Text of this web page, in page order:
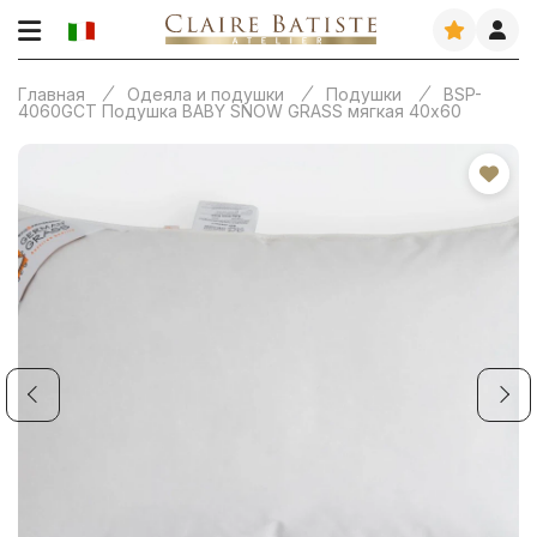
Главная Одеяла и подушки Подушки
BSP-
4060GCT Подушка BABY SNOW GRASS мягкая 40х60